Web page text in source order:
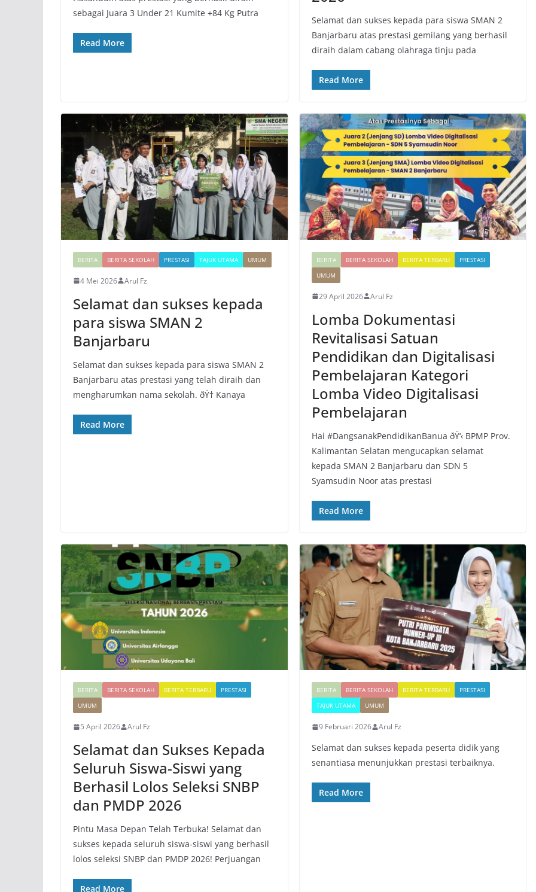
sebagai Juara 3 Under 21 Kumite +84 Kg Putra
Read More
Selamat dan sukses kepada para siswa SMAN 2
Banjarbaru atas prestasi gemilang yang berhasil
diraih dalam cabang olahraga tinju pada
Read More
BERITA BERITA SEKOLAH PRESTASI TAJUK UTAMA UMUM
4 Mei 2026 Arul Fz
Selamat dan sukses kepada
para siswa SMAN 2
Banjarbaru
Selamat dan sukses kepada para siswa SMAN 2
Banjarbaru atas prestasi yang telah diraih dan
mengharumkan nama sekolah. ðŸ† Kanaya
Read More
BERITA BERITA SEKOLAH BERITA TERBARU
PRESTASI
UMUM
29 April 2026 Arul Fz
Lomba Dokumentasi
Revitalisasi Satuan
Pendidikan dan Digitalisasi
Pembelajaran Kategori
Lomba Video Digitalisasi
Pembelajaran
Hai #DangsanakPendidikanBanua ðŸ‘‹ BPMP Prov.
Kalimantan Selatan mengucapkan selamat
kepada SMAN 2 Banjarbaru dan SDN 5
Syamsudin Noor atas prestasi
Read More
BERITA BERITA SEKOLAH BERITA TERBARU
PRESTASI
UMUM
5 April 2026 Arul Fz
Selamat dan Sukses Kepada
Seluruh Siswa-Siswi yang
Berhasil Lolos Seleksi SNBP
dan PMDP 2026
Pintu Masa Depan Telah Terbuka! Selamat dan
sukses kepada seluruh siswa-siswi yang berhasil
lolos seleksi SNBP dan PMDP 2026! Perjuangan
Read More
BERITA BERITA SEKOLAH BERITA TERBARU
PRESTASI
TAJUK UTAMA
UMUM
9 Februari 2026 Arul Fz
Selamat dan sukses kepada peserta didik yang
senantiasa menunjukkan prestasi terbaiknya.
Read More